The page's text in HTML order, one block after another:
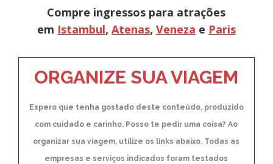
Compre ingressos para atrações
em Istambul, Atenas, Veneza e Paris
ORGANIZE SUA VIAGEM
Espero que tenha gostado deste conteúdo, produzido
com cuidado e carinho. Posso te pedir uma coisa? Ao
organizar sua viagem, utilize os links abaixo. Todas as
empresas e serviços indicados foram testados